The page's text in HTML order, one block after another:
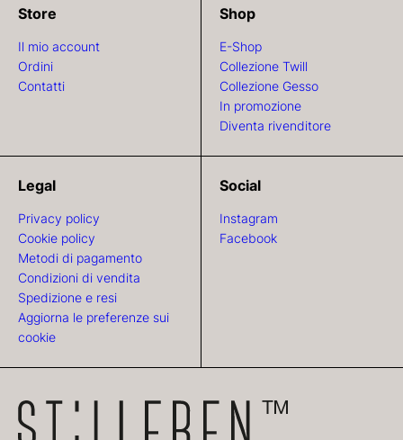
Store
Il mio account
Ordini
Contatti
Shop
E-Shop
Collezione Twill
Collezione Gesso
In promozione
Diventa rivenditore
Legal
Privacy policy
Cookie policy
Metodi di pagamento
Condizioni di vendita
Spedizione e resi
Aggiorna le preferenze sui
cookie
Social
Instagram
Facebook